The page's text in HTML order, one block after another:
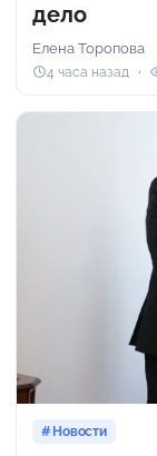
дело
Елена Торопова
4 часа назад
Новости